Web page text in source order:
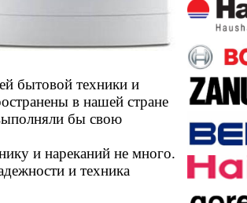
бытовой техники и
в нашей стране
бы свою
и нареканий не много.
и техника